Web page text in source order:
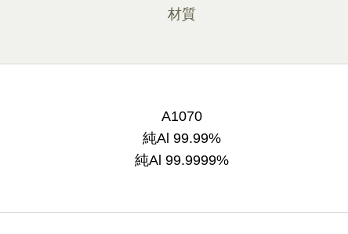
材質
A1070
純Al 99.99%
純Al 99.9999%